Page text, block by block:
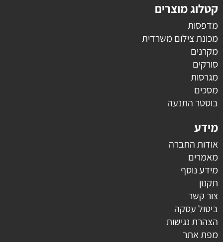
קטלוג מוצרים
מדפסות
מכונת צילום משרדית
מקרנים
סורקים
מגרסות
מסכים
בוסטר התנעה
מידע
אודות החברה
מאמרים
מידע נוסף
תקנון
צור קשר
ביטול עסקה
הצהרת נגישות
מפת אתר